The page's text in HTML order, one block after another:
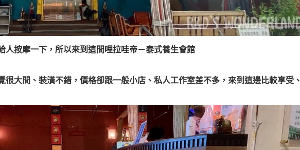
人按摩一下，所以來到這間哩拉哇帝－泰式養生會館
很大間、裝潢不錯，價格卻跟一般小店、私人工作室差不多，來到這邊比較享受、